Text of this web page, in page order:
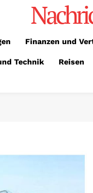
Finanzen und
Technik Reisen